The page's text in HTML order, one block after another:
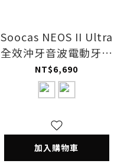
Soocas NEOS II Ultra
全效沖牙音波電動牙刷
(午夜藍/香檳金)
NT$6,690
加入購物車